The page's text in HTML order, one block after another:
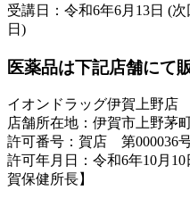
受講日：令和6年6月13日 (
日)
医薬品は下記店舗にて
イオンドラッグ伊賀上野店
店舗所在地：伊賀市上野茅
許可番号：賀店 第000036
許可年月日：令和6年10月
賀保健所長】